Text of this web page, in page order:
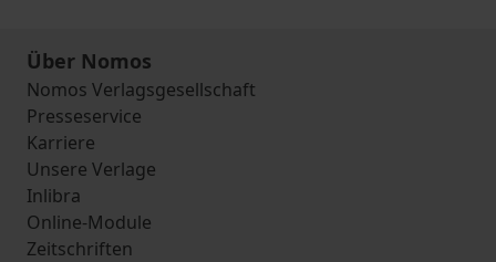
Über Nomos
Nomos Verlagsgesellschaft
Presseservice
Karriere
Unsere Verlage
Inlibra
Online-Module
Zeitschriften